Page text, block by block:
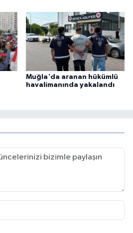
Muğla'da aranan hükümlü
havalimanında yakalandı